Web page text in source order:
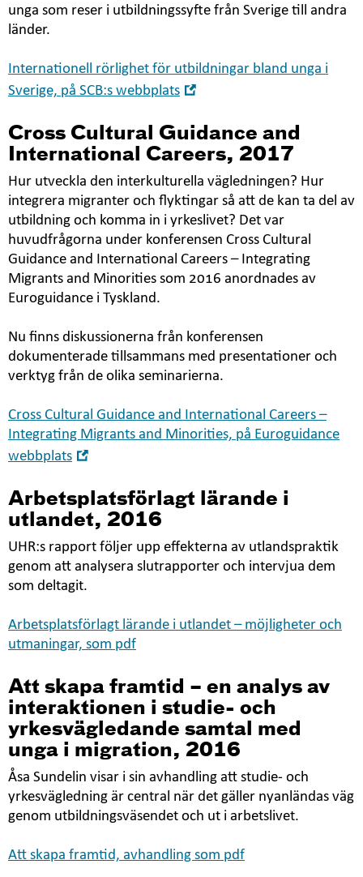
unga som reser i utbildningssyfte från Sverige till andra
länder.
Internationell rörlighet för utbildningar bland unga i
Sverige, på SCB:s webbplats
nytt
fönster
Cross Cultural Guidance and
International Careers, 2017
Hur utveckla den interkulturella vägledningen? Hur
integrera migranter och flyktingar så att de kan ta del av
utbildning och komma in i yrkeslivet? Det var
huvudfrågorna under konferensen Cross Cultural
Guidance and International Careers – Integrating
Migrants and Minorities som 2016 anordnades av
Euroguidance i Tyskland.
Nu finns diskussionerna från konferensen
dokumenterade tillsammans med presentationer och
verktyg från de olika seminarierna.
Cross Cultural Guidance and International Careers –
Integrating Migrants and Minorities, på Euroguidance
webbplats
nytt
fönster
Arbetsplatsförlagt lärande i
utlandet, 2016
UHR:s rapport följer upp effekterna av utlandspraktik
genom att analysera slutrapporter och intervjua dem
som deltagit.
Arbetsplatsförlagt lärande i utlandet – möjligheter och
utmaningar, som pdf
Att skapa framtid – en analys av
interaktionen i studie- och
yrkesvägledande samtal med
unga i migration, 2016
Åsa Sundelin visar i sin avhandling att studie- och
yrkesvägledning är central när det gäller nyanländas väg
genom utbildningsväsendet och ut i arbetslivet.
Att skapa framtid, avhandling som pdf